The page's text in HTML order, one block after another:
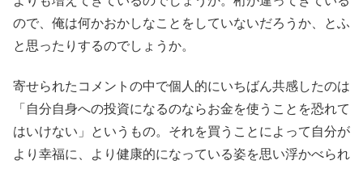
ので、俺は何かおかしなことをしていないだろうか、とふ
と思ったりするのでしょうか。
寄せられたコメントの中で個人的にいちばん共感したのは
「自分自身への投資になるのならお金を使うことを恐れて
はいけない」というもの。それを買うことによって自分が
より幸福に、より健康的になっている姿を思い浮かべられ